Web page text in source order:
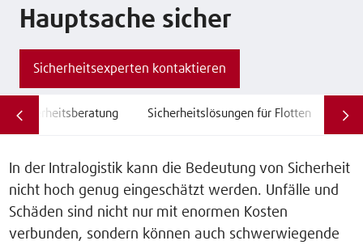
Hauptsache sicher
Sicherheitsexperten kontaktieren
Sicherheitsberatung Sicherheitslösungen für Flotten
In der Intralogistik kann die Bedeutung von Sicherheit
nicht hoch genug eingeschätzt werden. Unfälle und
Schäden sind nicht nur mit enormen Kosten
verbunden, sondern können auch schwerwiegende